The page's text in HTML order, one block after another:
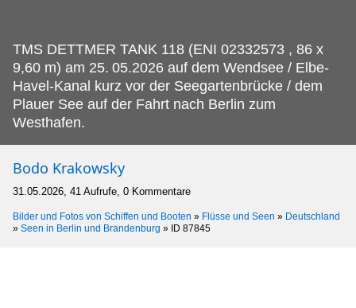
TMS DETTMER TANK 118 (ENI 02332573 , 86 x
9,60 m) am 25. 05.2026 auf dem Wendsee / Elbe-
Havel-Kanal kurz vor der Seegartenbrücke / dem
Plauer See auf der Fahrt nach Berlin zum
Westhafen.
Bodo Krakowsky
31.05.2026, 41 Aufrufe, 0 Kommentare
Bilder und Fotos von Schiffen und Booten » Flüsse und Seen » Deutschland
» Seen in Berlin und Brandenburg » ID 87845